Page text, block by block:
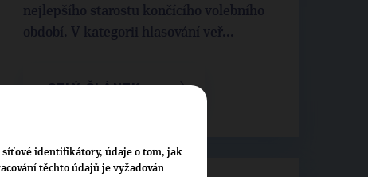
nejlepšího starostu končícího volebního
období. V kategorii hlasování veř...
CELÝ ČLÁNEK
síťové identifikátory, údaje o tom, jak
těchto údajů je vyžadován